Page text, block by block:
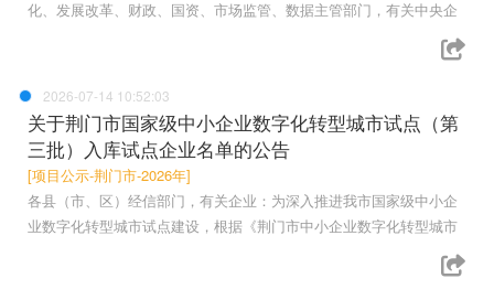
化、发展改革、财政、国资、市场监管、数据主管部门，有关中央企
2026-07-14 10:52:03
关于荆门市国家级中小企业数字化转型城市试点（第
三批）入库试点企业名单的公告
[项目公示-荆门市-2026年]
各县（市、区）经信部门，有关企业：为深入推进我市国家级中小企
业数字化转型城市试点建设，根据《荆门市中小企业数字化转型城市